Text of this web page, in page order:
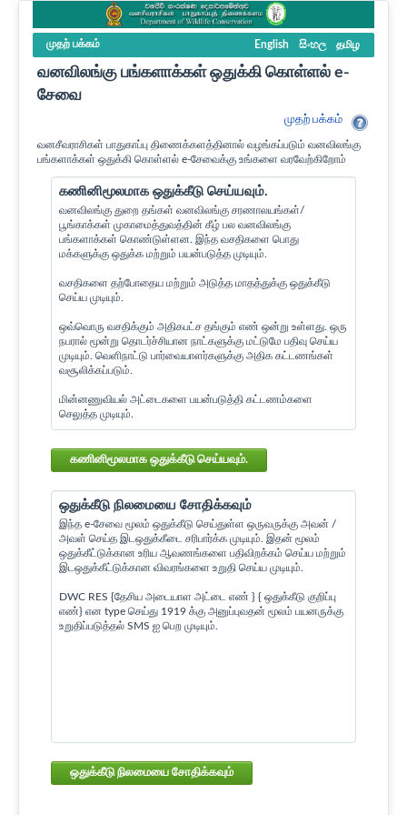
முதற் பக்கம் English සිංහල தமிழ
வனவிலங்கு பங்களாக்கள் ஒதுக்கி கொள்ளல் e-
சேவை
முதற் பக்கம்
வனசீவராசிகள் பாதுகாப்பு திணைக்களத்தினால் வழங்கப்படும் வனவிலங்கு
பங்களாக்கள் ஒதுக்கி கொள்ளல் e-சேவைக்கு உங்களை வரவேற்கிறோம்
கணினிமூலமாக ஒதுக்கீடு செய்யவும்.
வனவிலங்கு துறை தங்கள் வனவிலங்கு சரணாலயங்கள்/
பூங்காக்கள் முகாமைத்துவத்தின் கீழ் பல வனவிலங்கு
பங்களாக்கள் கொண்டுள்ளன. இந்த வசதிகளை பொது
மக்களுக்கு ஒதுக்க மற்றும் பயன்படுத்த முடியும்.
வசதிகளை தற்போதைய மற்றும் அடுத்த மாதத்துக்கு ஒதுக்கீடு
செய்ய முடியும்.
ஒவ்வொரு வசதிக்கும் அதிகபட்ச தங்கும் எண் ஒன்று உள்ளது. ஒரு
நபரால் மூன்று தொடர்ச்சியான நாட்களுக்கு மட்டுமே பதிவு செய்ய
முடியும். வெளிநாட்டு பார்வையாளர்களுக்கு அதிக கட்டணங்கள்
வசூலிக்கப்படும்.
மின்னணுவியல் அட்டைகளை பயன்படுத்தி கட்டணம்களை
செலுத்த முடியும்.
கணினிமூலமாக ஒதுக்கீடு செய்யவும்.
ஒதுக்கீடு நிலமையை சோதிக்கவும்
இந்த e-சேவை மூலம் ஒதுக்கீடு செய்துள்ள ஒருவருக்கு அவன் /
அவள் செய்த இடஒதுக்கீடை சரிபார்க்க முடியும். இதன் மூலம்
ஒதுக்கீட்டுக்கான உரிய ஆவணங்களை பதிவிறக்கம் செய்ய மற்றும்
இடஒதுக்கீட்டுக்கான விவரங்களை உறுதி செய்ய முடியும்.
DWC RES {தேசிய அடையாள அட்டை எண் } { ஒதுக்கீடு குறிப்பு
எண்} என type செய்து 1919 க்கு அனுப்புவதன் மூலம் பயனருக்கு
உறுதிப்படுத்தல் SMS ஐ பெற முடியும்.
ஒதுக்கீடு நிலமையை சோதிக்கவும்